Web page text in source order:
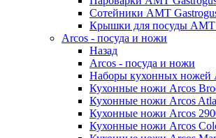
Сотейники AMT
Крышки для посуды AMT
Arcos - посуда и ножи
Назад
Arcos - посуда и ножи
Наборы кухонных ножей
Кухонные ножи Arcos
Кухонные ножи Arcos
Кухонные ножи Arcos
Кухонные ножи Arcos